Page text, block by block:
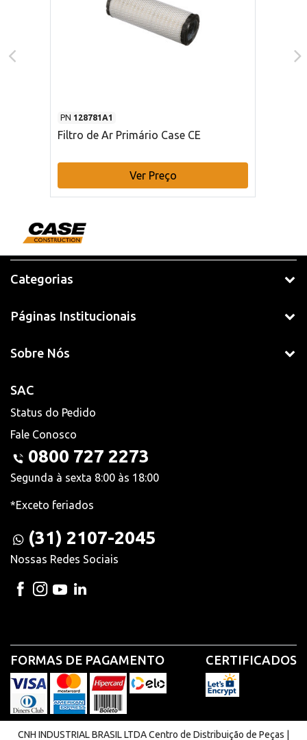
PN 128781A1
Filtro de Ar Primário Case CE
Ver Preço
Categorias
Páginas Institucionais
Sobre Nós
SAC
Status do Pedido
Fale Conosco
0800 727 2273
Segunda à sexta 8:00 às 18:00
*Exceto feriados
(31) 2107-2045
Nossas Redes Sociais
FORMAS DE PAGAMENTO CERTIFICADOS
CNH INDUSTRIAL BRASIL LTDA Centro de Distribuição de Peças |